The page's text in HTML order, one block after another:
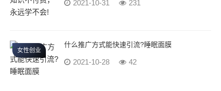
2021-10-31 231
女性创业
什么推广方式能快速引流?睡眠面膜
2021-10-28 42